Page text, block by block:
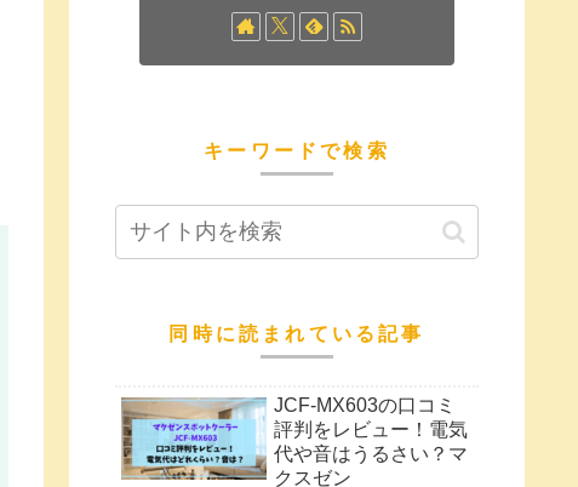
キーワードで検索
同時に読まれている記事
JCF-MX603の口コミ
評判をレビュー！電気
代や音はうるさい？マ
クスゼン